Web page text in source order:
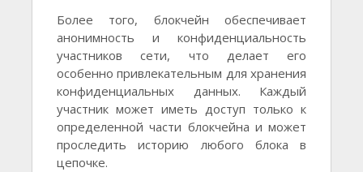
Более того, блокчейн обеспечивает
анонимность и конфиденциальность
участников сети, что делает его
особенно привлекательным для хранения
конфиденциальных данных. Каждый
участник может иметь доступ только к
определенной части блокчейна и может
проследить историю любого блока в
цепочке.